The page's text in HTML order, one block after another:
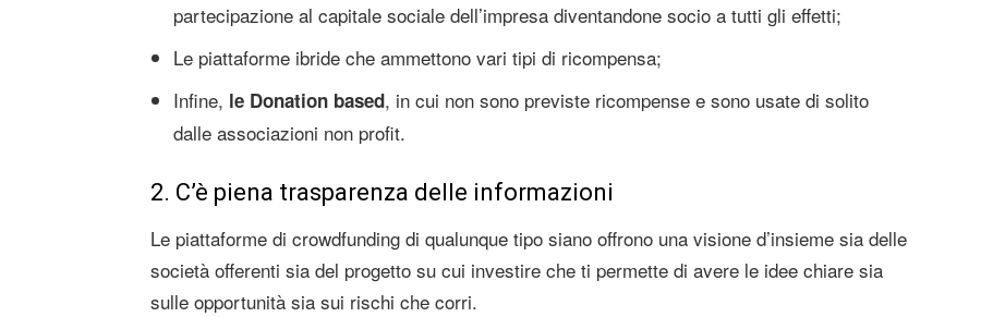
partecipazione al capitale sociale dell’impresa diventandone socio a tutti gli effetti;
Le piattaforme ibride che ammettono vari tipi di ricompensa;
Infine, le Donation based, in cui non sono previste ricompense e sono usate di solito
dalle associazioni non profit.
2. C’è piena trasparenza delle informazioni
Le piattaforme di crowdfunding di qualunque tipo siano offrono una visione d’insieme sia delle
società offerenti sia del progetto su cui investire che ti permette di avere le idee chiare sia
sulle opportunità sia sui rischi che corri.